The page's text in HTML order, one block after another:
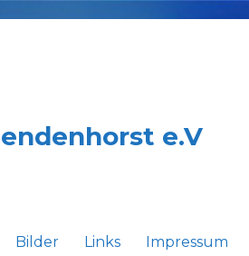
e.V
Bilder Links Impressum